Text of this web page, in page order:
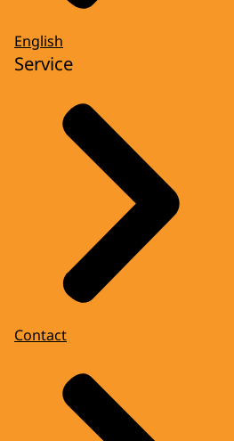
English
Service
Contact